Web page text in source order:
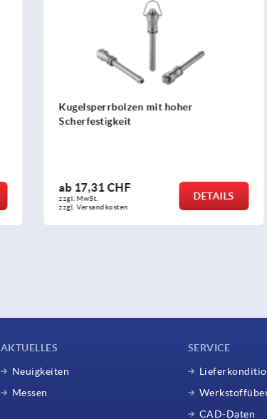
Kugelsperrbolzen mit Edelstahl-
Pilzgriff
ab19,50 CHF
zzgl. MwSt.
zzgl. Versandkosten
DETAILS
AKTUELLES
Neuigkeiten
Messen
SERVICE
CAD-Daten